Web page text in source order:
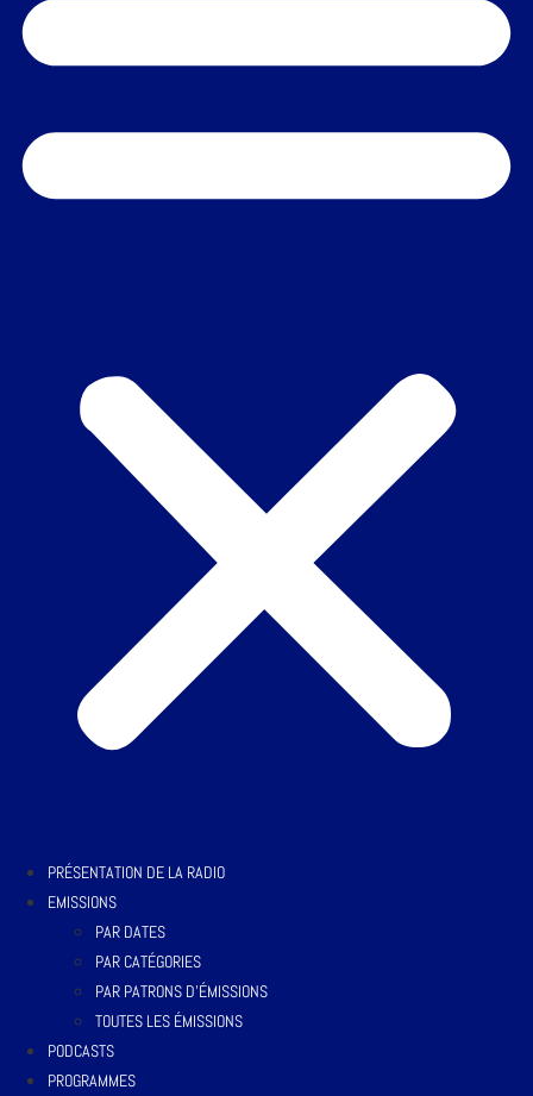
PRÉSENTATION DE LA RADIO
EMISSIONS
PAR DATES
PAR CATÉGORIES
PAR PATRONS D’ÉMISSIONS
TOUTES LES ÉMISSIONS
PODCASTS
PROGRAMMES